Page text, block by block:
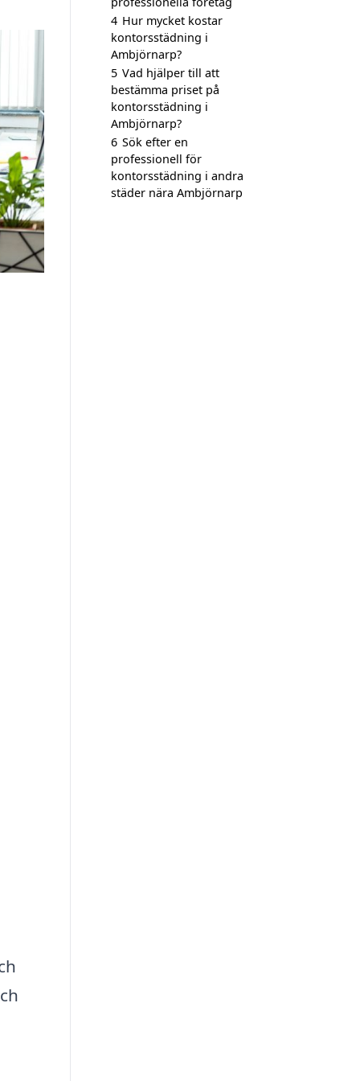
4 Hur mycket kostar
kontorsstädning i
Ambjörnarp?
5 Vad hjälper till att
bestämma priset på
kontorsstädning i
Ambjörnarp?
6 Sök efter en
professionell för
kontorsstädning i andra
städer nära Ambjörnarp